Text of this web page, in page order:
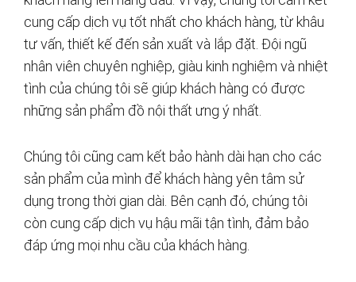
cung cấp dịch vụ tốt nhất cho khách hàng, từ khâu
tư vấn, thiết kế đến sản xuất và lắp đặt. Đội ngũ
nhân viên chuyên nghiệp, giàu kinh nghiệm và nhiệt
tình của chúng tôi sẽ giúp khách hàng có được
những sản phẩm đồ nội thất ưng ý nhất.
Chúng tôi cũng cam kết bảo hành dài hạn cho các
sản phẩm của mình để khách hàng yên tâm sử
dụng trong thời gian dài. Bên cạnh đó, chúng tôi
còn cung cấp dịch vụ hậu mãi tận tình, đảm bảo
đáp ứng mọi nhu cầu của khách hàng.